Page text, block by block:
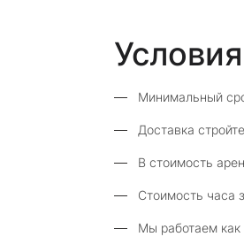
Минимальный
Доставка
В стоимость
Стоимость часа
Мы работаем